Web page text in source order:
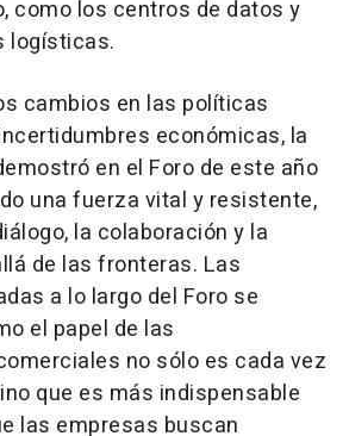
como los centros de datos y
logísticas.
cambios en las políticas
económicas, la
en el Foro de este año
una fuerza vital y resistente,
la colaboración y la
de las fronteras. Las
a lo largo del Foro se
el papel de las
no sólo es cada vez
que es más indispensable
las empresas buscan